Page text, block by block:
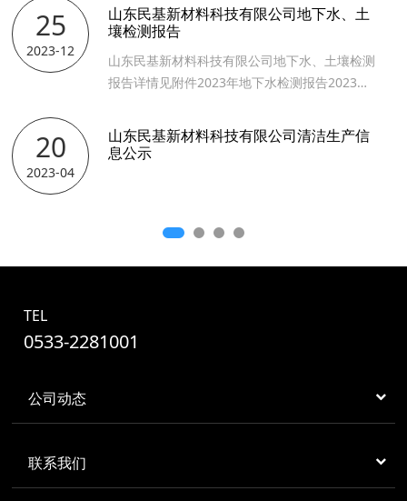
25
2023-12
山东民基新材料科技有限公司地下水、土
壤检测报告 ​
山东民基新材料科技有限公司地下水、土壤检测
报告详情见附件2023年地下水检测报告2023年
20
2023-04
山东民基新材料科技有限公司清洁生产信
息公示
TEL
0533-2281001
公司动态
联系我们